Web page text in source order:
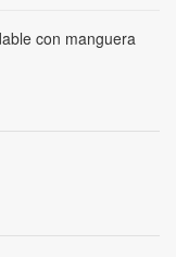
con manguera